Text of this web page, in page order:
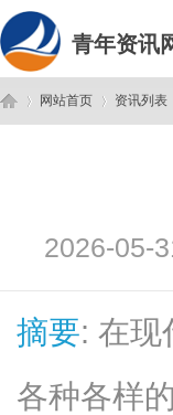
青年资讯
网站首页 资讯列表
2026-05-
摘要: 在现
各种各样